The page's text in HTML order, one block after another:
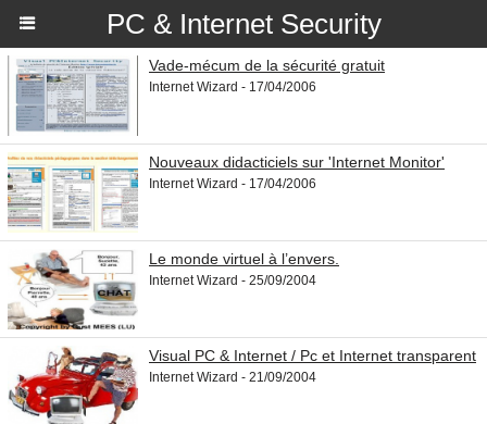
PC & Internet Security
Vade-mécum de la sécurité gratuit
Internet Wizard - 17/04/2006
Nouveaux didacticiels sur 'Internet Monitor'
Internet Wizard - 17/04/2006
Le monde virtuel à l’envers.
Internet Wizard - 25/09/2004
Visual PC & Internet / Pc et Internet transparent
Internet Wizard - 21/09/2004